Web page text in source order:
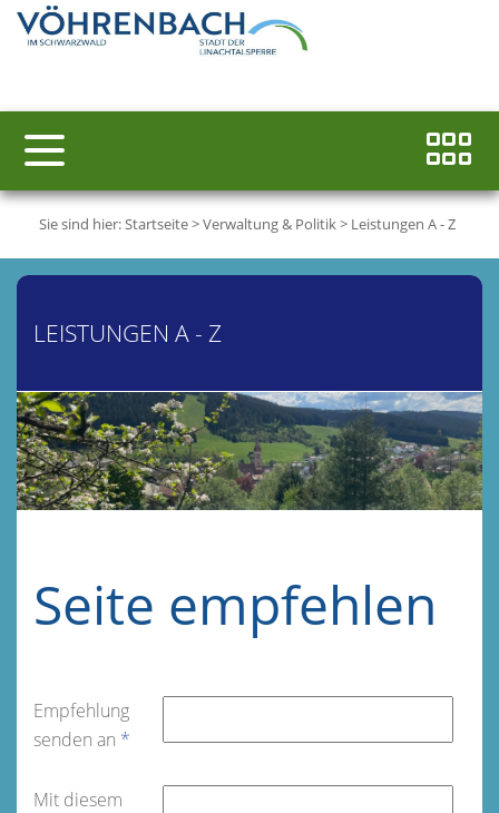
Sie sind hier:Startseite>Verwaltung & Politik> Leistungen A - Z
LEISTUNGEN A - Z
Seite empfehlen
Empfehlung
senden an *
Mit diesem